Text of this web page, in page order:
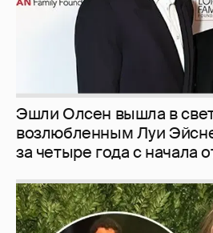
Эшли Олсен вышла в
возлюбленным Луи
за четыре года с начала